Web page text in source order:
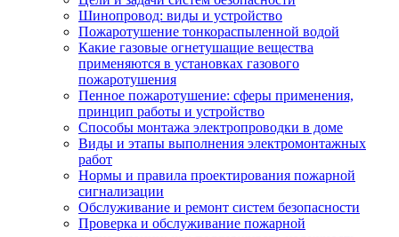
Шинопровод: виды и устройство
Пожаротушение тонкораспыленной водой
Какие газовые огнетушащие вещества
применяются в установках газового
пожаротушения
Пенное пожаротушение: сферы применения,
принцип работы и устройство
Способы монтажа электропроводки в доме
Виды и этапы выполнения электромонтажных
работ
Нормы и правила проектирования пожарной
сигнализации
Обслуживание и ремонт систем безопасности
Проверка и обслуживание пожарной